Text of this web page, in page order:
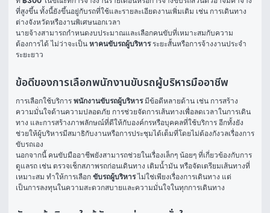
ที่สูงขึ้น ทั้งนี้ยังขึ้นอยู่กับรถที่ใช้และรายละเอียดงานเพิ่มเติม เช่น การเดินทาง
ต่างจังหวัดหรืองานพิเศษนอกเวลา
นายจ้างสามารถกำหนดงบประมาณและเลือกคนขับที่เหมาะสมกับความ
ต้องการได้ ไม่ว่าจะเป็น หาคนขับรถผู้บริหาร ระยะสั้นหรือการจ้างงานประจำ
ระยะยาว
ข้อดีของการเลือกพนักงานขับรถผู้บริหารมืออาชีพ
การเลือกใช้บริการ พนักงานขับรถผู้บริหาร มีข้อดีหลายด้าน เช่น การสร้าง
ความมั่นใจด้านความปลอดภัย การช่วยจัดการเส้นทางเพื่อลดเวลาในการเดิน
ทาง และการสร้างภาพลักษณ์ที่ดีให้กับองค์กรหรือบุคคลที่ใช้บริการ อีกทั้งยัง
ช่วยให้ผู้บริหารมีสมาธิกับงานหรือการประชุมได้เต็มที่โดยไม่ต้องกังวลเรื่องการ
ขับรถเอง
นอกจากนี้ คนขับมืออาชีพยังสามารถช่วยในเรื่องเล็กๆ น้อยๆ ที่เกี่ยวข้องกับการ
ดูแลรถ เช่น ตรวจเช็กสภาพรถก่อนเดินทาง เติมน้ำมัน หรือจัดเตรียมเส้นทางที่
เหมาะสม ทำให้การเลือก ขับรถผู้บริหาร ไม่ใช่เพียงเรื่องการเดินทาง แต่
เป็นการลงทุนในความสะดวกสบายและความมั่นใจในทุกการเดินทาง